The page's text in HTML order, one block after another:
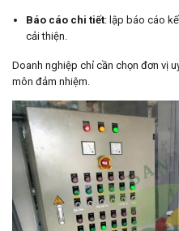
Báo cáo chi tiết: lập báo cáo
cải thiện.
Doanh nghiệp chỉ cần chọn đơn vị
môn đảm nhiệm.